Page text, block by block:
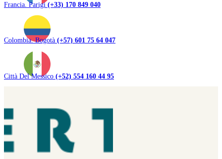
Francia. Parigi(+33) 170 849 040
Colombia. Bogotà (+57) 601 75 64 047
Città Del Messico (+52) 554 160 44 95